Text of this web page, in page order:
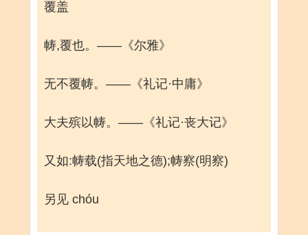
覆盖
帱,覆也。——《尔雅》
无不覆帱。——《礼记·中庸》
大夫殡以帱。——《礼记·丧大记》
又如:帱载(指天地之德);帱察(明察)
另见 chóu